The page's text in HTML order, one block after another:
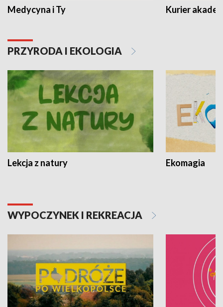
Medycyna i Ty Kurier
PRZYRODA I EKOLOGIA
Lekcja z natury Ekomagia
WYPOCZYNEK I REKREACJA